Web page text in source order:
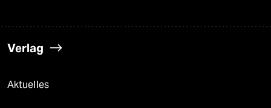
Verlag
Aktuelles